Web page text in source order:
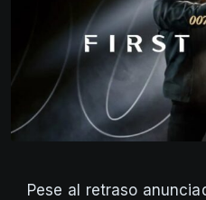
Pese al retraso